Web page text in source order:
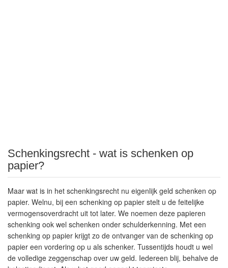
Schenkingsrecht - wat is schenken op
papier?
Maar wat is in het schenkingsrecht nu eigenlijk geld schenken op
papier. Welnu, bij een schenking op papier stelt u de feitelijke
vermogensoverdracht uit tot later. We noemen deze papieren
schenking ook wel schenken onder schulderkenning. Met een
schenking op papier krijgt zo de ontvanger van de schenking op
papier een vordering op u als schenker. Tussentijds houdt u wel
de volledige zeggenschap over uw geld. Iedereen blij, behalve de